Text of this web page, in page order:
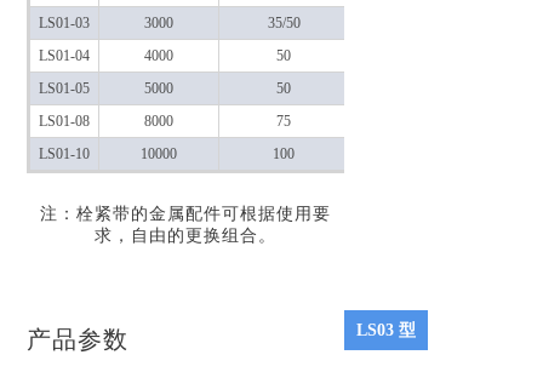
LS01-03
3000 35/50
LS01-04
4000 50
LS01-05
5000 50
LS01-08
8000 75
LS01-10
10000 100
注：栓紧带的金属配件可根据使用要
求，自由的更换组合。
产品参数 LS03 型